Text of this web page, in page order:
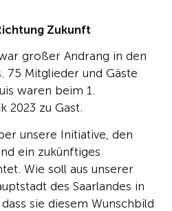
Zukunft
großer Andrang in den
75 Mitglieder und Gäste
waren beim 1.
2023 zu Gast.
unsere Initiative, den
ein zukünftiges
Wie soll aus unserer
des Saarlandes in
sie diesem Wunschbild